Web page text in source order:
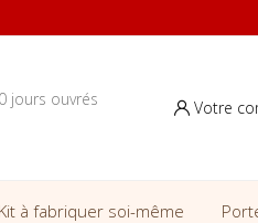
jours ouvrés Votre
Kit à fabriquer soi-même